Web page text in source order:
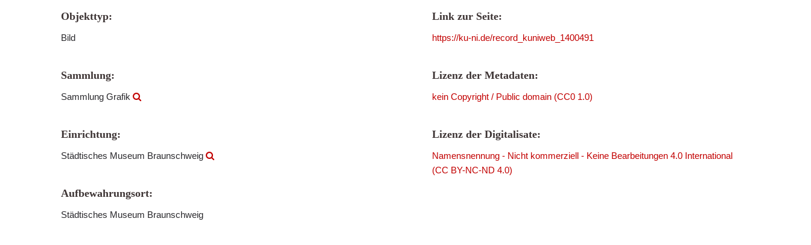
Objekttyp:
Bild
Sammlung:
Sammlung Grafik
Einrichtung:
Städtisches Museum Braunschweig
Aufbewahrungsort:
Städtisches Museum Braunschweig
Link zur Seite:
https://ku-ni.de/record_kuniweb_1400491
Lizenz der Metadaten:
kein Copyright / Public domain (CC0 1.0)
Lizenz der Digitalisate:
Namensnennung - Nicht kommerziell - Keine Bearbeitungen 4.0 International
(CC BY-NC-ND 4.0)